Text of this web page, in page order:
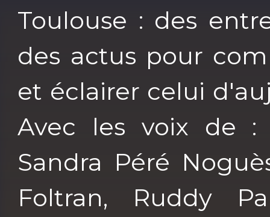
Toulouse : des
des actus pour
et éclairer celui
Avec les voix de :
Sandra Péré
Foltran, Ruddy